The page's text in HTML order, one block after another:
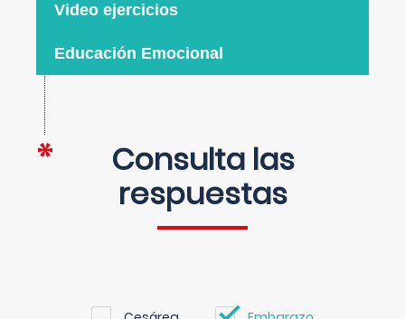
Video ejercicios
Educación Emocional
Consulta las
respuestas